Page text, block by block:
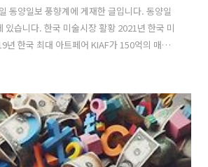
동양일보 풍향계에 게재한 글입니다. 동양일
있습니다. 한국 미술시장 활황 2021년 한국 미
년 한국 최대 아트페어 KIAF가 150억의 매출
어 아트부산이 350억의 매출을 올렸다고 전
금액은 역대 최대 650억원을 상회한다고 한
으로 어떻게 구하는 지조차 쉽게 알 수 없는
이상의 거래 금액으로 10월 13일 VVIP오픈 첫
하며 아트부산 전체 매출에 버금가는 매출로
기를 알 수 있게 ..